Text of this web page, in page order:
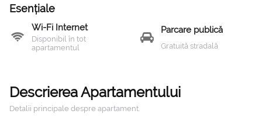
Esențiale
Wi-Fi Internet
Disponibil în tot
apartamentul
Parcare publică
Gratuită stradală
Descrierea Apartamentului
Detalii principale despre apartament.